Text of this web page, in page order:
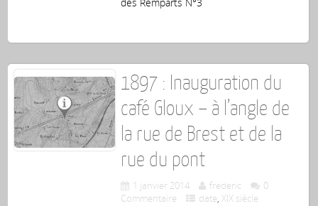
des Remparts N°3
1897 : Inauguration du
café Gloux – à l’angle de
la rue de Brest et de la
rue du pont
1 janvier 2014 frederic
0
Commentaire
date,XIX siècle